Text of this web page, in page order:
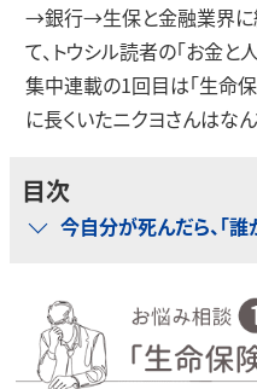
→銀行→生保と金融業界に
て、トウシル読者の「お金
集中連載の1回目は「生命
に長くいたニクヨさんはな
目次
今自分が死んだら、「